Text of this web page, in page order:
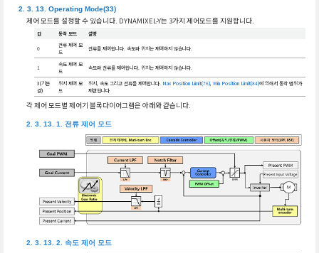
Operating Mode(33)
제어 모드를 설정할 수 있습니다. DYNAMIXEL-Y는 3가지 제어모드를 지원합니다.
값 동작 모드 설명
0
전류 제어 모
드
전류를 제어합니다. 속도와 위치는 제어하지 않습니다.
1
속도 제어 모
드
속도와 전류를 제어합니다. 위치는 제어하지 않습니다.
3(기본
값)
위치 제어 모
드
위치, 속도 그리고 전류를 제어합니다. Max Position Limit(76), Min Position Limit(84)에 의해서 동작 범위가
제한됩니다
각 제어 모드별 제어기 블록다이어그램은 아래와 같습니다.
전류 제어 모드
속도 제어 모드